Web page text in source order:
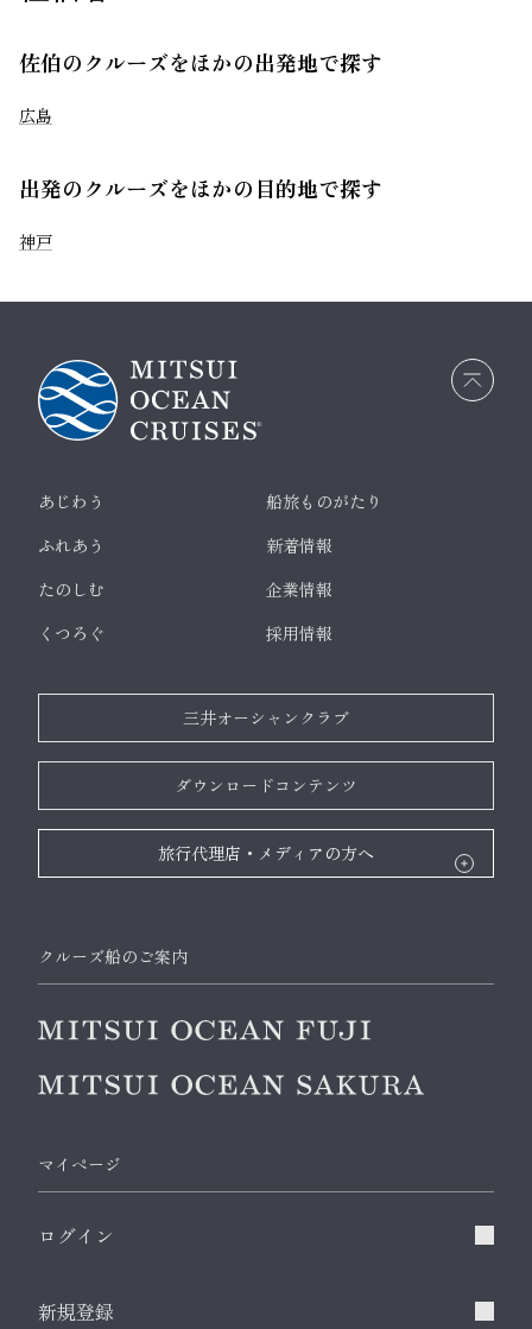
佐伯のクルーズをほかの出発地で探す
広島
出発のクルーズをほかの目的地で探す
神戸
画面
最上
あじわう
ふれあう
たのしむ
くつろぐ
船旅ものがたり
新着情報
企業情報
採用情報
三井オーシャンクラブ
ダウンロードコンテンツ
旅行代理店・メディアの方へ
クルーズ船のご案内
マイページ
ログイン
新規登録